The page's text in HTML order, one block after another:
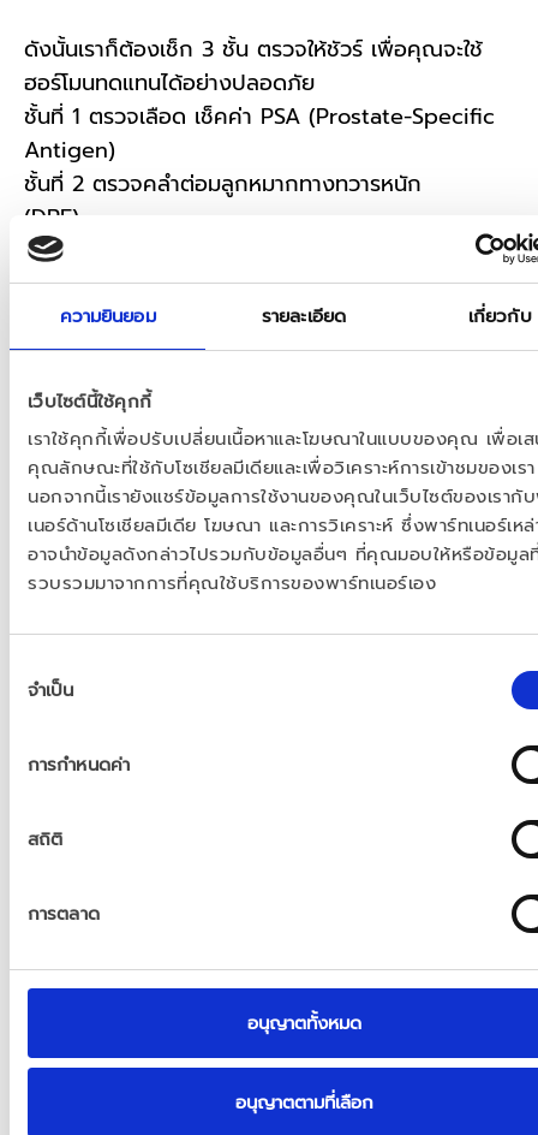
ความยินยอม รายละเอียด เกี่ยวกับ
เว็บไซต์นี้ใช้คุกกี้
เราใช้คุกกี้เพื่อปรับเปลี่ยนเนื้อหาและโฆษณาในแบบของคุณ เพื่อเ
คุณลักษณะที่ใช้กับโซเชียลมีเดียและเพื่อวิเคราะห์การเข้าชมของเรา
นอกจากนี้เรายังแชร์ข้อมูลการใช้งานของคุณในเว็บไซต์ของเรากั
เนอร์ด้านโซเชียลมีเดีย โฆษณา และการวิเคราะห์ ซึ่งพาร์ทเนอร์เห
อาจนำข้อมูลดังกล่าวไปรวมกับข้อมูลอื่นๆ ที่คุณมอบให้หรือข้อมูล
รวบรวมมาจากการที่คุณใช้บริการของพาร์ทเนอร์เอง
เลือก
จำเป็น
การกำหนดค่า
สถิติ
การตลาด
อนุญาตทั้งหมด
อนุญาตตามที่เลือก
ดังนั้นเราก็ต้องเช็ก 3 ชั้น ตรวจให้ชัวร์ เพื่อคุณจะใช้
ฮอร์โมนทดแทนได้อย่างปลอดภัย
ชั้นที่ 1 ตรวจเลือด เช็คค่า PSA (Prostate-Specific
Antigen)
ชั้นที่ 2 ตรวจคลำต่อมลูกหมากทางทวารหนัก
(DRE)
ชั้นที่ 3 ตรวจติดตามผลเป็นระยะ หลังรับฮอร์โมน
ซึ่งถ้าผลตรวจเป็นปกติ ก็หมายความว่า พวกเรา
สามารถใช้ฮอร์โมนทดแทนได้ โดยไม่มีความเสี่ยงเพิ่ม
ขึ้น*
ข้อมูลสำคัญเพิ่มเติม..
ฮอร์โมนทดแทนรูปแบบเจลทา เป็นตัวเลือกที่
ปลอดภัยต่อหัวใจและหลอดเลือด ช่วยเพิ่มความ
ต้องการทางเพศ
และไม่มีหลักฐานว่าทำให้เกิดมะเร็งต่อมลูกหมาก
จากการศึกษายืนยันว่า ฮอร์โมนทดแทนรูปแบบเจล
แต่.. ยังต้องเฝ้าระวังเรื่อง ลิ่มเลือดดำอุดตันที่ปอด
ซึ่งตรงนี้ยังไม่มีคำอธิบายที่แน่ชัด
ปรึกษาแพทย์ก่อนตัดสินใจเริ่มใช้ฮอร์โมนทดแทน
.กริช ออประเสริฐ